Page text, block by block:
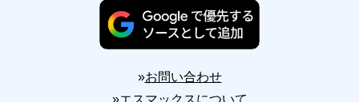
»お問い合わせ
»エスマックスについて